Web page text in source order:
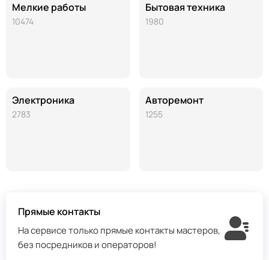
Мелкие работы
10474
Электроника
2783
Бытовая техника
1980
Авторемонт
1255
Прямые контакты
На сервисе только прямые контакты мастеров,
без посредников и операторов!